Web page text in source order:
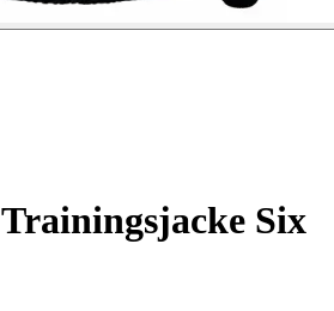
Trainingsjacke Six